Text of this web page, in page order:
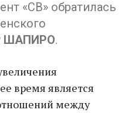
«СВ» обратилась
ШАПИРО.
время является
между